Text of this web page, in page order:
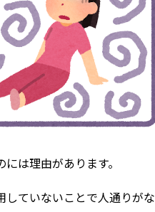
は理由があります。
していないことで人通りが